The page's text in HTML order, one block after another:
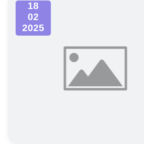
18
02
2025